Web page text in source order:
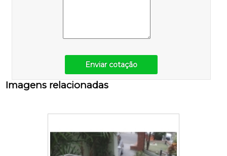
Enviar cotação
Imagens relacionadas